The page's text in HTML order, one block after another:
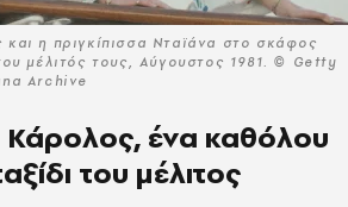
η πριγκίπισσα Νταϊάνα στο σκάφος
μέλιτός τους, Αύγουστος 1981. © Getty
Archive
Κάρολος, ένα καθόλου
του μέλιτος